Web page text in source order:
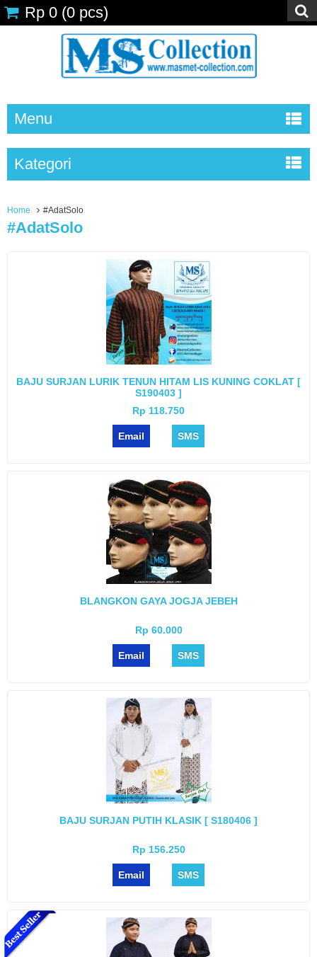
Rp 0 (0 pcs)
Menu
Kategori
Home #AdatSolo
#AdatSolo
BAJU SURJAN LURIK TENUN HITAM LIS KUNING COKLAT [
S190403 ]
Rp 118.750
Email SMS
BLANGKON GAYA JOGJA JEBEH
Rp 60.000
Email SMS
BAJU SURJAN PUTIH KLASIK [ S180406 ]
Rp 156.250
Email SMS